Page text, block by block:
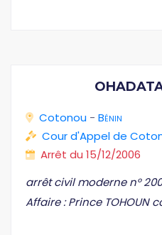
Cotonou - Bénin
Cour d'Appel de
Arrêt du 15/12/2006
arrêt civil moderne n°
Affaire : Prince TOHOUN